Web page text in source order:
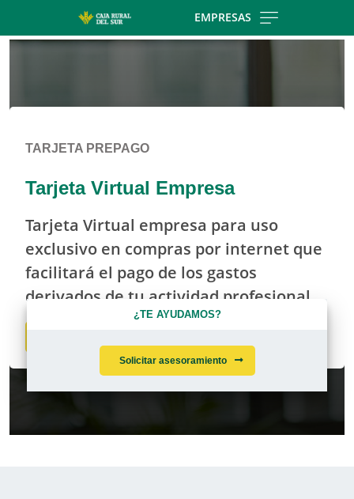
Skip to main contentt
EMPRESAS
TARJETA PREPAGO
Tarjeta Virtual Empresa
Tarjeta Virtual empresa para uso
exclusivo en compras por internet que
facilitará el pago de los gastos
derivados de tu actividad profesional
¿TE AYUDAMOS?
Solicitar asesoramiento